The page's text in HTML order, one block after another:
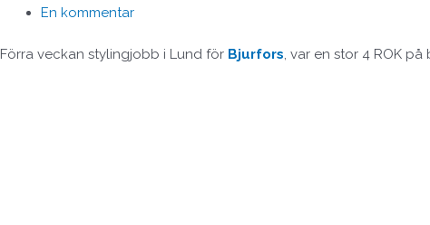
En kommentar
Förra veckan stylingjobb i Lund för Bjurfors, var en stor 4 ROK